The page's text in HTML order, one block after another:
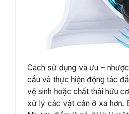
Cách sử dụng và ưu –
cầu và thực hiện động tác
vệ sinh hoặc chất thải hữu
xử lý các vật cản ở xa hơn.